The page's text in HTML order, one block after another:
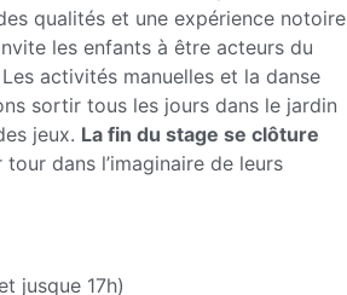
qualités et une expérience notoire
les enfants à être acteurs du
activités manuelles et la danse
sortir tous les jours dans le jardin
jeux. La fin du stage se clôture
tour dans l’imaginaire de leurs
jusque 17h)